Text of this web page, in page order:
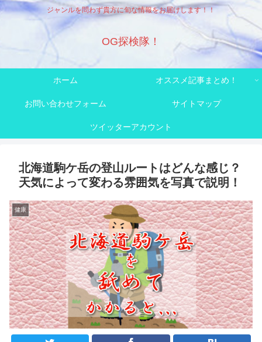
ジャンルを問わず貴方に旬な情報をお届けします！！
OG探検隊！
ホーム オススメ記事まとめ！
お問い合わせフォーム サイトマップ
ツイッターアカウント
北海道駒ケ岳の登山ルートはどんな感じ？
天気によって変わる雰囲気を写真で説明！
健康